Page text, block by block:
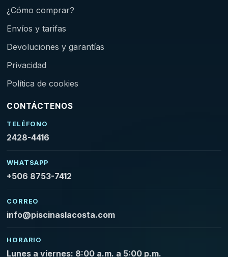
¿Cómo comprar?
Envíos y tarifas
Devoluciones y garantías
Privacidad
Política de cookies
CONTÁCTENOS
TELÉFONO
2428-4416
WHATSAPP
+506 8753-7412
CORREO
info@piscinaslacosta.com
HORARIO
Lunes a viernes: 8:00 a.m. a 5:00 p.m.